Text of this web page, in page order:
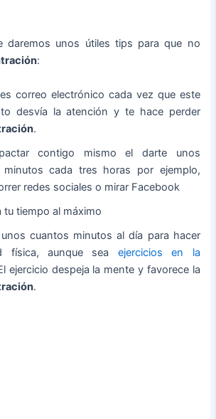
daremos unos útiles tips para que no
:
correo electrónico cada vez que este
desvía la atención y te hace perder
.
contigo mismo el darte unos
minutos cada tres horas por ejemplo,
redes sociales o mirar Facebook
tu tiempo al máximo
unos cuantos minutos al día para hacer
física, aunque sea ejercicios en la
ejercicio despeja la mente y favorece la
.